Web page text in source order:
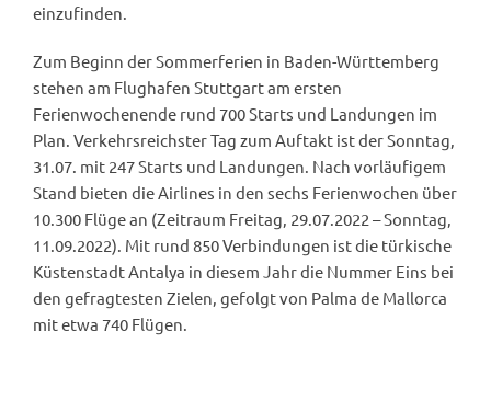
einzufinden.
Zum Beginn der Sommerferien in Baden-Württemberg
stehen am Flughafen Stuttgart am ersten
Ferienwochenende rund 700 Starts und Landungen im
Plan. Verkehrsreichster Tag zum Auftakt ist der Sonntag,
31.07. mit 247 Starts und Landungen. Nach vorläufigem
Stand bieten die Airlines in den sechs Ferienwochen über
10.300 Flüge an (Zeitraum Freitag, 29.07.2022 – Sonntag,
11.09.2022). Mit rund 850 Verbindungen ist die türkische
Küstenstadt Antalya in diesem Jahr die Nummer Eins bei
den gefragtesten Zielen, gefolgt von Palma de Mallorca
mit etwa 740 Flügen.